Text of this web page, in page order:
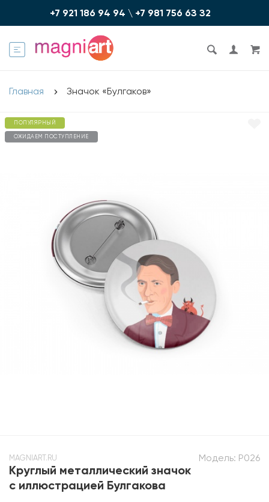
+7 921 186 94 94 \ +7 981 756 6З З2
Главная Значок «Булгаков»
ПОПУЛЯРНЫЙ
ОЖИДАЕМ ПОСТУПЛЕНИЕ
Модель: P026
MAGNIART.RU
Круглый металлический значок
с иллюстрацией Булгакова